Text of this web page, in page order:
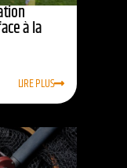
à la
LIRE PLUS